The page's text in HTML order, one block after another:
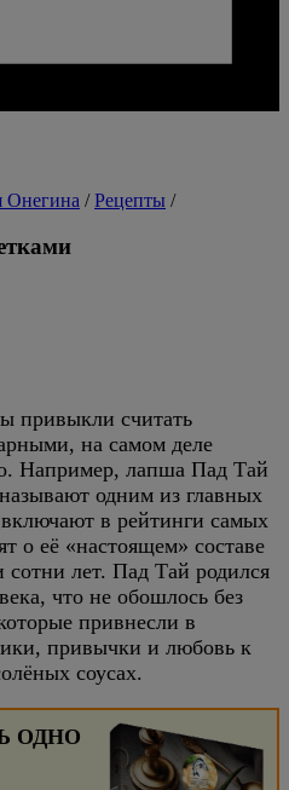
Онегина /Рецепты /
привыкли считать
на самом деле
Например, лапша Пад Тай
одним из главных
в рейтинги самых
о её «настоящем» составе
лет. Пад Тай родился
что не обошлось без
привнесли в
привычки и любовь к
соусах.
ОДНО